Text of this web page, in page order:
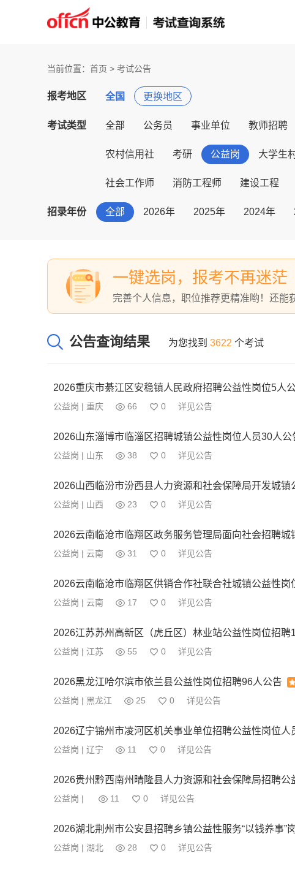
当前位置：首页 > 考试公告
报考地区 全国 更换地区
考试类型 全部 公务员 事业单位 教师招聘
农村信用社 考研 公益岗 大学生
社会工作师 消防工程师 建设工程
招录年份 全部 2026年 2025年 2024年
一键选岗，报考不再迷茫
完善个人信息，职位推荐更精准哟！还能
公告查询结果 为您找到 3622 个考试
2026重庆市綦江区安稳镇人民政府招聘公益性岗位5人
公益岗 | 重庆 66 0 详见公告
2026山东淄博市临淄区招聘城镇公益性岗位人员30人公
公益岗 | 山东 38 0 详见公告
公益岗 | 山西 23 0 详见公告
2026云南临沧市临翔区政务服务管理局面向社会招聘城
公益岗 | 云南 31 0 详见公告
2026云南临沧市临翔区供销合作社联合社城镇公益性岗
公益岗 | 云南 17 0 详见公告
2026江苏苏州高新区（虎丘区）林业站公益性岗位招聘
公益岗 | 江苏 55 0 详见公告
2026黑龙江哈尔滨市依兰县公益性岗位招聘96人公告
公益岗 | 黑龙江 25 0 详见公告
2026辽宁锦州市凌河区机关事业单位招聘公益性岗位人
公益岗 | 辽宁 11 0 详见公告
2026贵州黔西南州晴隆县人力资源和社会保障局招聘公
公益岗 | 11 0 详见公告
公益岗 | 湖北 28 0 详见公告